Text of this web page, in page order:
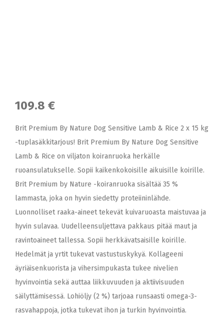
109.8 €
Brit Premium By Nature Dog Sensitive Lamb & Rice 2 x 15 kg
-tuplasäkkitarjous! Brit Premium By Nature Dog Sensitive
Lamb & Rice on viljaton koiranruoka herkälle
ruoansulatukselle. Sopii kaikenkokoisille aikuisille koirille.
Brit Premium by Nature -koiranruoka sisältää 35 %
lammasta, joka on hyvin siedetty proteiininlähde.
Luonnolliset raaka-aineet tekevät kuivaruoasta maistuvaa ja
hyvin sulavaa. Uudelleensuljettava pakkaus pitää maut ja
ravintoaineet tallessa. Sopii herkkävatsaisille koirille.
Hedelmät ja yrtit tukevat vastustuskykyä. Kollageeni
äyriäisenkuorista ja vihersimpukasta tukee nivelien
hyvinvointia sekä auttaa liikkuvuuden ja aktiivisuuden
säilyttämisessä. Lohiöljy (2 %) tarjoaa runsaasti omega-3-
rasvahappoja, jotka tukevat ihon ja turkin hyvinvointia.